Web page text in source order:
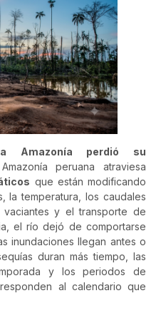
Amazonía perdió su
peruana atraviesa
que están modificando
la temperatura, los caudales
y el transporte de
el río dejó de comportarse
inundaciones llegan antes o
duran más tiempo, las
y los periodos de
al calendario que